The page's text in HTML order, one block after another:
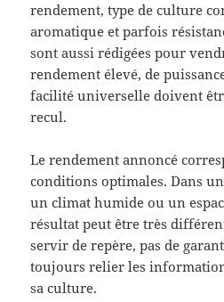
rendement, type de culture
aromatique et parfois
sont aussi rédigées pour
rendement élevé, de
facilité universelle doivent
recul.
Le rendement annoncé
conditions optimales. Dans
un climat humide ou un
résultat peut être très
servir de repère, pas de
toujours relier les
sa culture.